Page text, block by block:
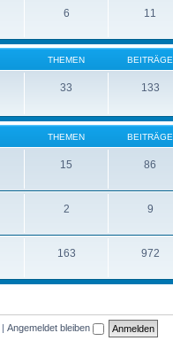
6 11
THEMEN BEITRÄGE
33 133
THEMEN BEITRÄGE
15 86
2 9
163 972
| Angemeldet bleiben